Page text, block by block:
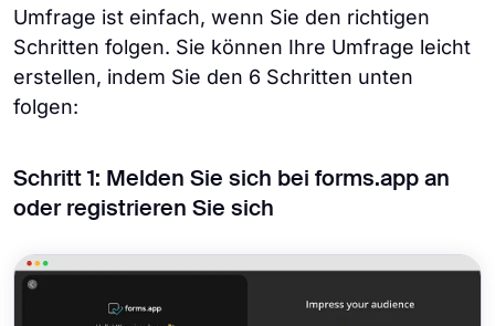
Umfrage ist einfach, wenn Sie den richtigen
Schritten folgen. Sie können Ihre Umfrage leicht
erstellen, indem Sie den 6 Schritten unten
folgen:
Schritt 1: Melden Sie sich bei forms.app an
oder registrieren Sie sich